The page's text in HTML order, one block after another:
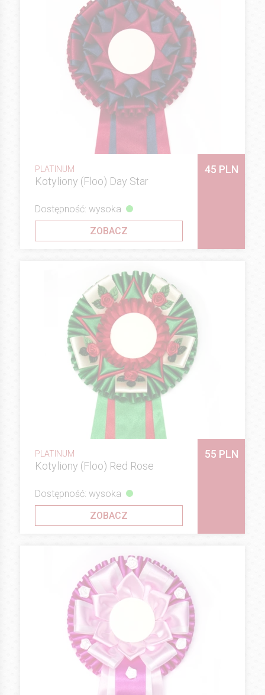
PLATINUM
Kotyliony (Floo) Day Star
45 PLN
Dostępność: wysoka
ZOBACZ
PLATINUM
Kotyliony (Floo) Red Rose
55 PLN
Dostępność: wysoka
ZOBACZ